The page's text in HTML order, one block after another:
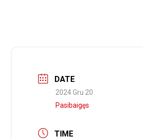
DATE
2024 Gru 20
Pasibaigęs
TIME